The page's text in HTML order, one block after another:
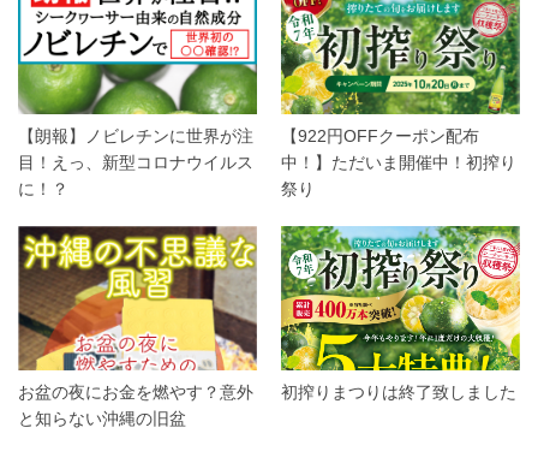
【朗報】ノビレチンに世界が注
目！えっ、新型コロナウイルス
に！？
【922円OFFクーポン配布
中！】ただいま開催中！初搾り
祭り
お盆の夜にお金を燃やす？意外
と知らない沖縄の旧盆
初搾りまつりは終了致しました